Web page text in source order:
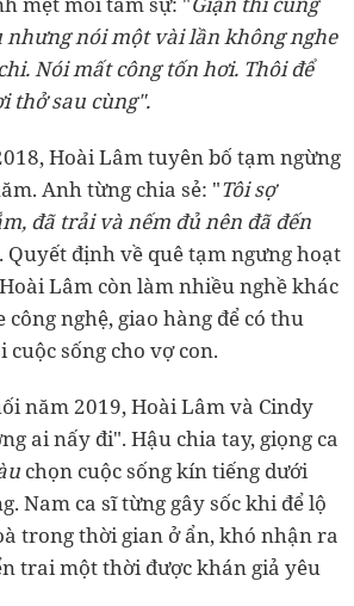
nhưng nói một vài lần không nghe
Nói mất công tốn hơi. Thôi để
thở sau cùng".
Hoài Lâm tuyên bố tạm ngừng
Anh từng chia sẻ: "Tôi sợ
đã trải và nếm đủ nên đã đến
Quyết định về quê tạm ngưng hoạt
Lâm còn làm nhiều nghề khác
nghệ, giao hàng để có thu
sống cho vợ con.
năm 2019, Hoài Lâm và Cindy
ai nấy đi". Hậu chia tay, giọng ca
chọn cuộc sống kín tiếng dưới
Nam ca sĩ từng gây sốc khi để lộ
trong thời gian ở ẩn, khó nhận ra
trai một thời được khán giả yêu